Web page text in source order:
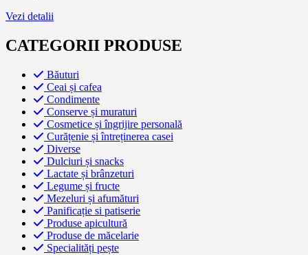
Vezi detalii
CATEGORII PRODUSE
Băuturi
Ceai și cafea
Condimente
Conserve și muraturi
Cosmetice și îngrijire personală
Curățenie și întreținerea casei
Diverse
Dulciuri și snacks
Lactate și brânzeturi
Legume și fructe
Mezeluri și afumături
Panificație si patiserie
Produse apicultură
Produse de măcelarie
Specialități pește